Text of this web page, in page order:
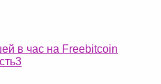
в час на Freebitcoin